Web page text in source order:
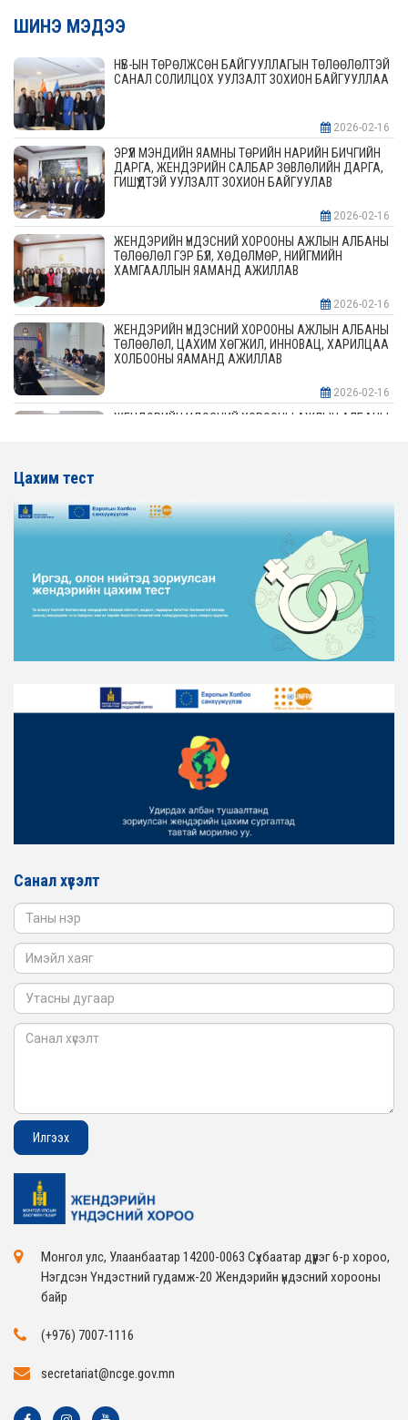
ШИНЭ МЭДЭЭ
НҮБ-ЫН ТӨРӨЛЖСӨН БАЙГУУЛЛАГЫН ТӨЛӨӨЛӨЛТЭЙ
САНАЛ СОЛИЛЦОХ УУЛЗАЛТ ЗОХИОН БАЙГУУЛЛАА
2026-02-16
ЭРҮҮЛ МЭНДИЙН ЯАМНЫ ТӨРИЙН НАРИЙН БИЧГИЙН
ДАРГА, ЖЕНДЭРИЙН САЛБАР ЗӨВЛӨЛИЙН ДАРГА,
ГИШҮҮДТЭЙ УУЛЗАЛТ ЗОХИОН БАЙГУУЛАВ
2026-02-16
ЖЕНДЭРИЙН ҮНДЭСНИЙ ХОРООНЫ АЖЛЫН АЛБАНЫ
ТӨЛӨӨЛӨЛ ГЭР БҮЛ, ХӨДӨЛМӨР, НИЙГМИЙН
ХАМГААЛЛЫН ЯАМАНД АЖИЛЛАВ
2026-02-16
ЖЕНДЭРИЙН ҮНДЭСНИЙ ХОРООНЫ АЖЛЫН АЛБАНЫ
ТӨЛӨӨЛӨЛ, ЦАХИМ ХӨГЖИЛ, ИННОВАЦ, ХАРИЛЦАА
ХОЛБООНЫ ЯАМАНД АЖИЛЛАВ
2026-02-16
ЖЕНДЭРИЙН ҮНДЭСНИЙ ХОРООНЫ АЖЛЫН АЛБАНЫ
ЖЕНДЭРИЙН ҮНДЭСНИЙ ХОРООНЫ АЖЛЫН АЛБАНЫ
ТӨЛӨӨЛӨЛ ХОТ БАЙГУУЛАЛТ, БАРИЛГА, ОРОН
СУУЦЖУУЛАЛТЫН ЯАМАНД АЖИЛЛАВ
2026-02-16
ЖЕНДЭРИЙН ЭРХ ТЭГШ БАЙДЛЫГ ХАНГАХ ҮЙЛ
АЖИЛЛАГААГ ЭРЧИМЖҮҮЛЭХ САРЫН ХУВААРЬТАЙ
2026-02-16
ТӨЛӨӨЛӨЛ ЗАМ ТЭЭВРИЙН ЯАМАНД АЖИЛЛАВ
ЖЕНДЭРИЙН ҮНДЭСНИЙ ХОРООНЫ АЖЛЫН АЛБАНЫ
ТӨЛӨӨЛӨЛ БАТЛАН ХАМГААЛАХ ЯАМАНД
Цахим тест
Санал хүсэлт
Монгол улс, Улаанбаатар 14200-0063 Сүхбаатар дүүрэг 6-р хороо,
Нэгдсэн Үндэстний гудамж-20 Жендэрийн үндэсний хорооны
байр
(+976) 7007-1116
secretariat@ncge.gov.mn